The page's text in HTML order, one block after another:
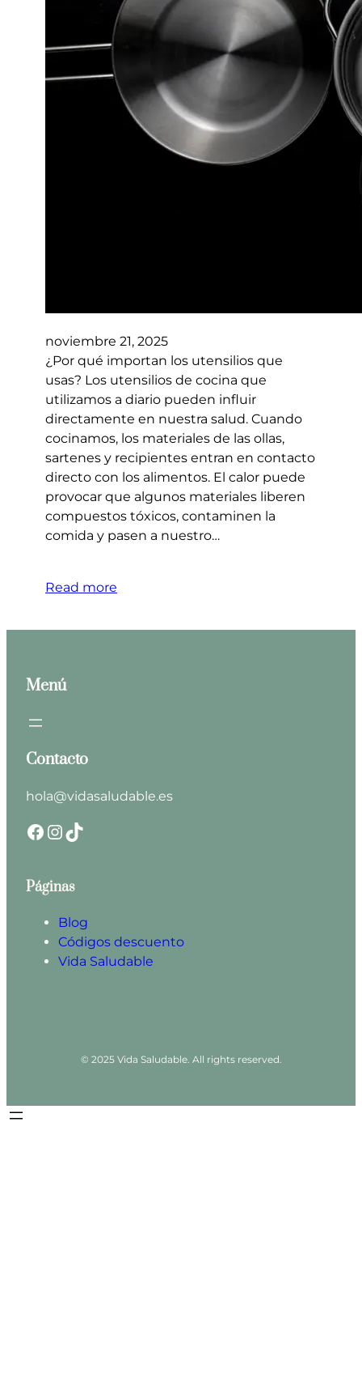
noviembre 21, 2025
¿Por qué importan los utensilios que
usas? Los utensilios de cocina que
utilizamos a diario pueden influir
directamente en nuestra salud. Cuando
cocinamos, los materiales de las ollas,
sartenes y recipientes entran en contacto
directo con los alimentos. El calor puede
provocar que algunos materiales liberen
compuestos tóxicos, contaminen la
comida y pasen a nuestro…
Read more
Menú
Contacto
hola@vidasaludable.es
Facebook InstagramTikTok
Páginas
Blog
Códigos descuento
Vida Saludable
© 2025 Vida Saludable. All rights reserved.